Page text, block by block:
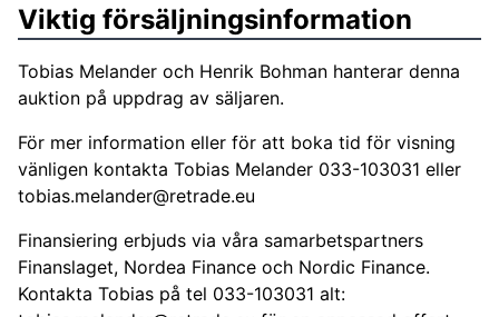
Viktig försäljningsinformation
Tobias Melander och Henrik Bohman hanterar denna
auktion på uppdrag av säljaren.
För mer information eller för att boka tid för visning
vänligen kontakta Tobias Melander 033-103031 eller
tobias.melander@retrade.eu
Finansiering erbjuds via våra samarbetspartners
Finanslaget, Nordea Finance och Nordic Finance.
Kontakta Tobias på tel 033-103031 alt: